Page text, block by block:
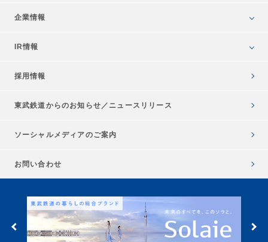
企業情報
IR情報
採用情報
東武鉄道からのお知らせ／ ニュースリリース
ソーシャルメディアのご案内
お問い合わせ